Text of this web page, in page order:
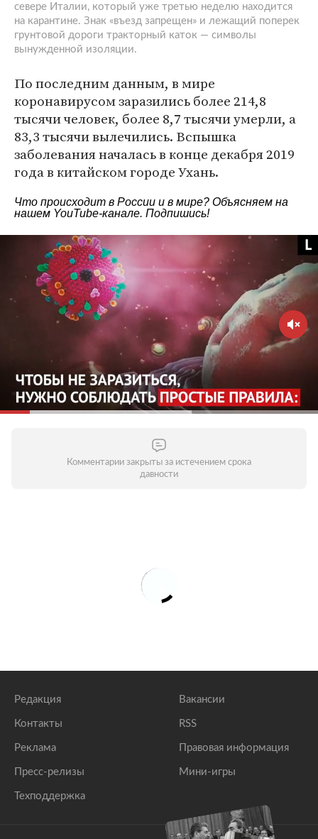
севере Италии, который уже третью неделю находится
на карантине. Знак «въезд запрещен» и лежащий поперек
грунтовой дороги тракторный каток — символы
вынужденной изоляции.
По последним данным, в мире
коронавирусом заразились более 214,8
тысячи человек, более 8,7 тысячи умерли, а
83,3 тысячи вылечились. Вспышка
заболевания началась в конце декабря 2019
года в китайском городе Ухань.
Что происходит в России и в мире? Объясняем на
нашем YouTube-канале. Подпишись!
Комментарии закрыты за истечением срока
давности
Редакция
Контакты
Реклама
Пресс-релизы
Техподдержка
Вакансии
RSS
Правовая информация
Мини-игры